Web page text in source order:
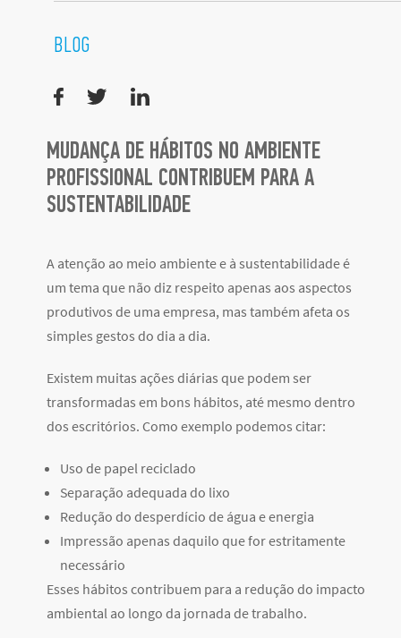
BLOG
MUDANÇA DE HÁBITOS NO AMBIENTE
PROFISSIONAL CONTRIBUEM PARA A
SUSTENTABILIDADE
A atenção ao meio ambiente e à sustentabilidade é
um tema que não diz respeito apenas aos aspectos
produtivos de uma empresa, mas também afeta os
simples gestos do dia a dia.
Existem muitas ações diárias que podem ser
transformadas em bons hábitos, até mesmo dentro
dos escritórios. Como exemplo podemos citar:
Uso de papel reciclado
Separação adequada do lixo
Redução do desperdício de água e energia
Impressão apenas daquilo que for estritamente
necessário
Esses hábitos contribuem para a redução do impacto
ambiental ao longo da jornada de trabalho.